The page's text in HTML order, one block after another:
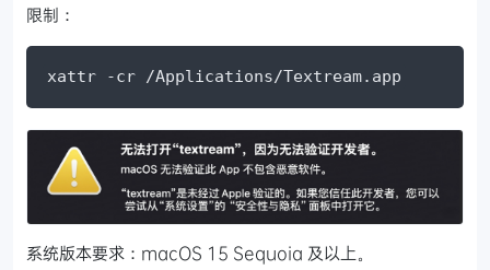
限制：
xattr -cr /Applications/Textream.app
系统版本要求：macOS 15 Sequoia 及以上。